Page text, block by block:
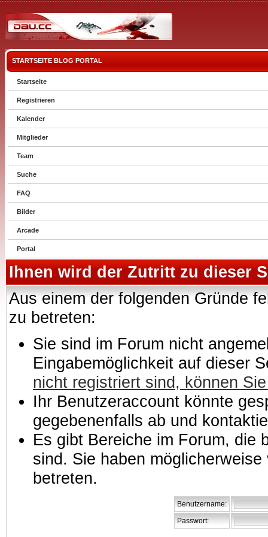
STARTSEITE BLOG PORTAL
Startseite
Registrieren
Kalender
Mitglieder
Team
Suche
FAQ
Bilder
Arcade
Portal
Ihnen wird der Zutritt zu dieser
Aus einem der folgenden Gründe
zu betreten:
Sie sind im Forum nicht
Eingabemöglichkeit auf dieser
nicht registriert sind, können
Ihr Benutzeraccount könnte
gegebenenfalls ab und
Es gibt Bereiche im Forum, die
sind. Sie haben
betreten.
Benutzername:
Passwort: